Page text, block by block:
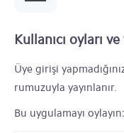
Kullanıcı oyları
Üye girişi
rumuzuyla yayınlanır.
Bu uygulamayı oylayın: